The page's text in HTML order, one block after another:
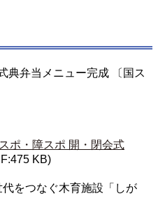
典弁当メニュー完成 〔国ス
ポ・障スポ 開・閉会式
KB)
をつなぐ木育施設「しが